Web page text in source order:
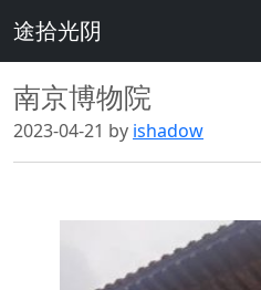
途拾光阴
南京博物院
2023-04-21 by ishadow